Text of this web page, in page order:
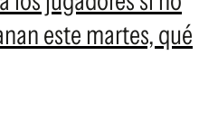
este martes, qué